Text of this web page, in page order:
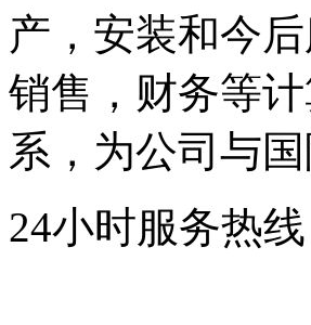
产，安装和今
销售，财务等
系，为公司与
24小时服务热线